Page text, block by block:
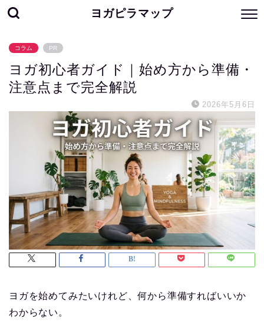
ヨガピラマップ
コラム PR
ヨガ初心者ガイド｜始め方から準備・
注意点まで完全解説
2026年5月6日
ヨガを始めてみたいけれど、何から準備すればいいか
わからない。